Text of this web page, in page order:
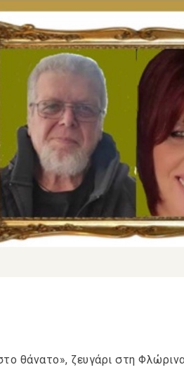
θάνατο», ζευγάρι στη